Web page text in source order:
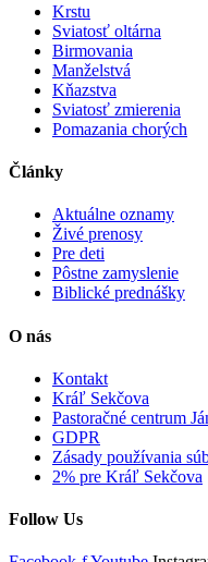
Krstu
Sviatosť oltárna
Birmovania
Manželstvá
Kňazstva
Sviatosť zmierenia
Pomazania chorých
Články
Aktuálne oznamy
Živé prenosy
Pre deti
Pôstne zamyslenie
Biblické prednášky
O nás
Kontakt
Kráľ Sekčova
Pastoračné centrum
GDPR
Zásady používania
2% pre Kráľ Sekčova
Follow Us